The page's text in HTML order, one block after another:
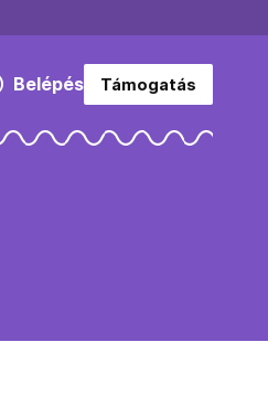
Belépés Támogatás